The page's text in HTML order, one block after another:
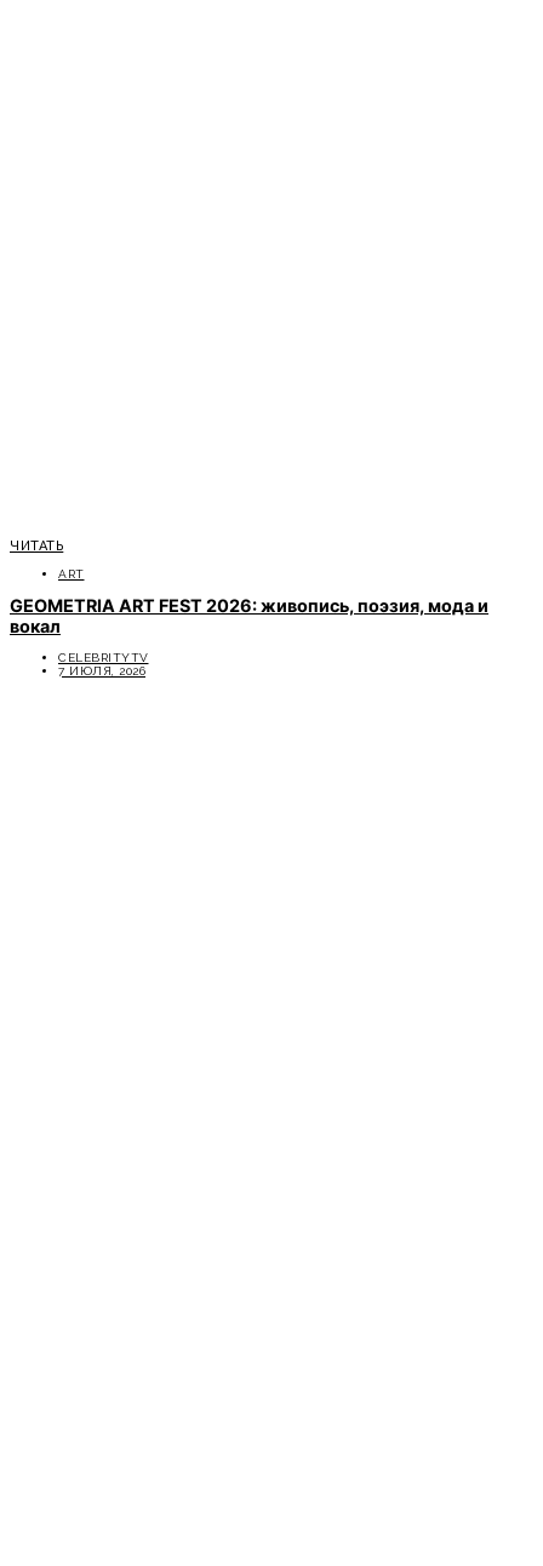
ЧИТАТЬ
ART
GEOMETRIA ART FEST 2026: живопись, поэзия, мода и
вокал
CELEBRITYTV
7 ИЮЛЯ, 2026